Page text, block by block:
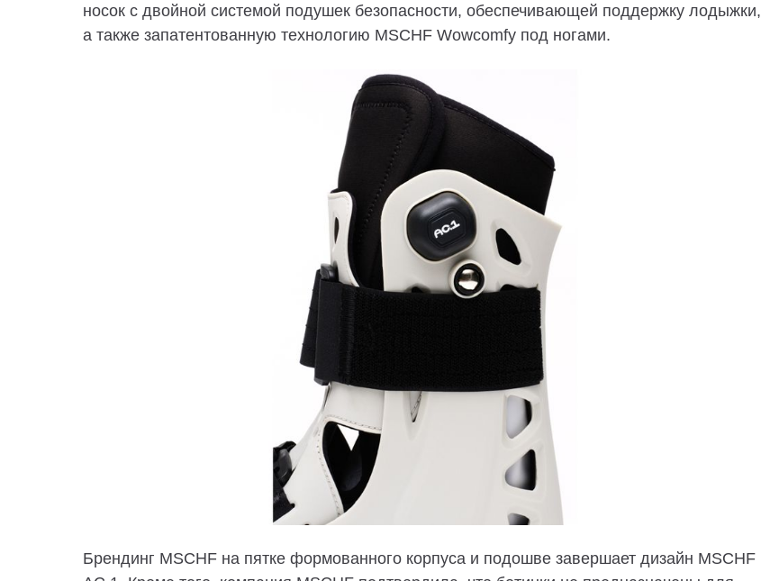
носок с двойной системой подушек безопасности, обеспечивающей поддержку лодыжки,
а также запатентованную технологию MSCHF Wowcomfy под ногами.
Брендинг MSCHF на пятке формованного корпуса и подошве завершает дизайн MSCHF